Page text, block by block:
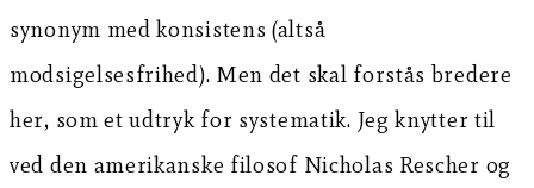
synonym med konsistens (altså
modsigelsesfrihed). Men det skal forstås bredere
her, som et udtryk for systematik. Jeg knytter til
ved den amerikanske filosof Nicholas Rescher og